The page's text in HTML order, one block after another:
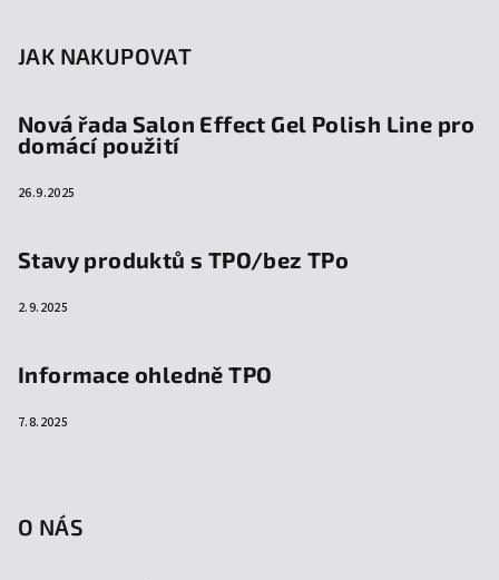
JAK NAKUPOVAT
Nová řada Salon Effect Gel Polish Line pro
domácí použití
26.9.2025
Stavy produktů s TPO/bez TPo
2.9.2025
Informace ohledně TPO
7.8.2025
O NÁS